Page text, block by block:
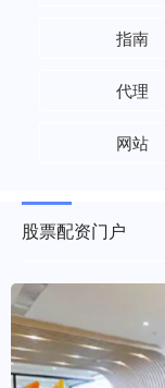
指南
代理
网站
股票配资门户